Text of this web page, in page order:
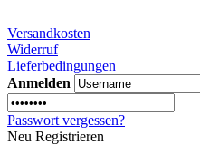
Versandkosten
Widerruf
Lieferbedingungen
Anmelden
Passwort vergessen?
Neu Registrieren